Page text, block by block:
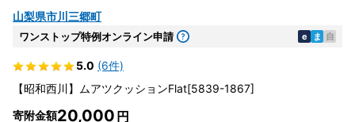
山梨県市川三郷町
ワンストップ特例オンライン申請 e ま 自
5.0 (6件)
【昭和西川】ムアツクッションFlat[5839-1867]
寄附金額20,000